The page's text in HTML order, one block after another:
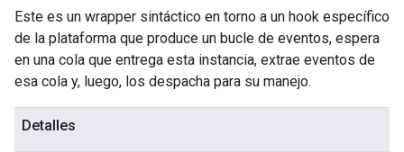
Este es un wrapper sintáctico en torno a un hook específico
de la plataforma que produce un bucle de eventos, espera
en una cola que entrega esta instancia, extrae eventos de
esa cola y, luego, los despacha para su manejo.
Detalles